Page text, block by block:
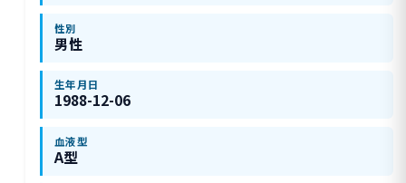
性別
男性
生年月日
1988-12-06
血液型
A型